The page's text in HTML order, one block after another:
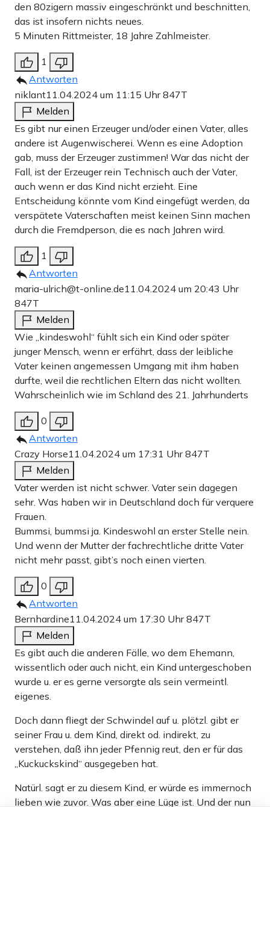
den 80zigern massiv eingeschränkt und beschnitten,
das ist insofern nichts neues.
5 Minuten Rittmeister, 18 Jahre Zahlmeister.
1
Antworten
niklant11.04.2024 um 11:15 Uhr847T
Melden
Es gibt nur einen Erzeuger und/oder einen Vater, alles
andere ist Augenwischerei. Wenn es eine Adoption
gab, muss der Erzeuger zustimmen! War das nicht der
Fall, ist der Erzeuger rein Technisch auch der Vater,
auch wenn er das Kind nicht erzieht. Eine
Entscheidung könnte vom Kind eingefügt werden, da
verspätete Vaterschaften meist keinen Sinn machen
durch die Fremdperson, die es nach Jahren wird.
1
Antworten
maria-ulrich@t-online.de11.04.2024 um 20:43 Uhr
847T
Melden
Wie „kindeswohl“ fühlt sich ein Kind oder später
junger Mensch, wenn er erfährt, dass der leibliche
Vater keinen angemessen Umgang mit ihm haben
durfte, weil die rechtlichen Eltern das nicht wollten.
Wahrscheinlich wie im Schland des 21. Jahrhunderts
0
Antworten
Crazy Horse11.04.2024 um 17:31 Uhr847T
Melden
Vater werden ist nicht schwer. Vater sein dagegen
sehr. Was haben wir in Deutschland doch für verquere
Frauen.
Bummsi, bummsi ja. Kindeswohl an erster Stelle nein.
Und wenn der Mutter der fachrechtliche dritte Vater
nicht mehr passt, gibt’s noch einen vierten.
0
Antworten
Bernhardine11.04.2024 um 17:30 Uhr847T
Melden
Es gibt auch die anderen Fälle, wo dem Ehemann,
wissentlich oder auch nicht, ein Kind untergeschoben
wurde u. er es gerne versorgte als sein vermeintl.
eigenes.
Doch dann fliegt der Schwindel auf u. plötzl. gibt er
seiner Frau u. dem Kind, direkt od. indirekt, zu
verstehen, daß ihn jeder Pfennig reut, den er für das
„Kuckuckskind“ ausgegeben hat.
Natürl. sagt er zu diesem Kind, er würde es immernoch
lieben wie zuvor. Was aber eine Lüge ist. Und der nun